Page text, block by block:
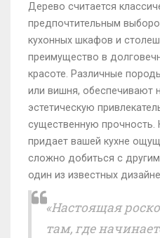
Дерево считается
предпочтительным
кухонных шкафов и
преимущество в
красоте. Различные
или вишня, обеспечивают
эстетическую
существенную прочность.
придает вашей кухне
сложно добиться с
один из известных
«Настоящая
там, где